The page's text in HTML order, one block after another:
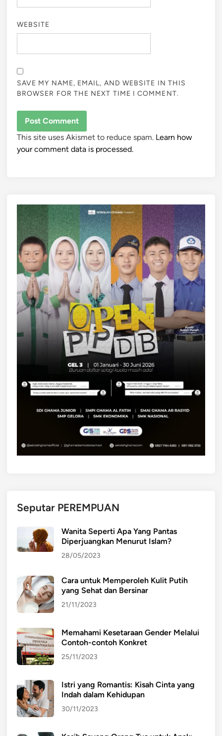
WEBSITE
SAVE MY NAME, EMAIL, AND WEBSITE IN THIS
BROWSER FOR THE NEXT TIME I COMMENT.
This site uses Akismet to reduce spam. Learn how
your comment data is processed.
Seputar PEREMPUAN
Wanita Seperti Apa Yang Pantas
Diperjuangkan Menurut Islam?
28/05/2023
Cara untuk Memperoleh Kulit Putih
yang Sehat dan Bersinar
21/11/2023
Memahami Kesetaraan Gender Melalui
Contoh-contoh Konkret
25/11/2023
Istri yang Romantis: Kisah Cinta yang
Indah dalam Kehidupan
30/11/2023